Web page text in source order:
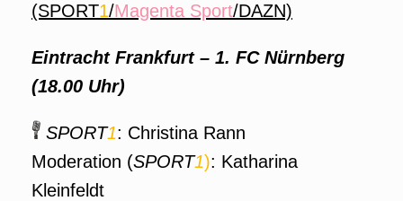
(SPORT1/Magenta Sport/DAZN)
Eintracht Frankfurt – 1. FC Nürnberg
(18.00 Uhr)
SPORT1: Christina Rann
Moderation (SPORT1): Katharina
Kleinfeldt